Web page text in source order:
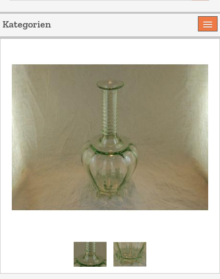
Ihr Warenkorb ist leer.
Kategorien